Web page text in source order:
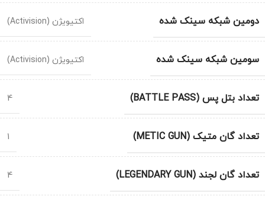
دومین شبکه سینک شده اکتیویژن (Activision)
سومین شبکه سینک شده اکتیویژن (Activision)
تعداد بتل پس (BATTLE PASS) 4
تعداد گان متیک (METIC GUN) 1
تعداد گان لجند (LEGENDARY GUN) 4